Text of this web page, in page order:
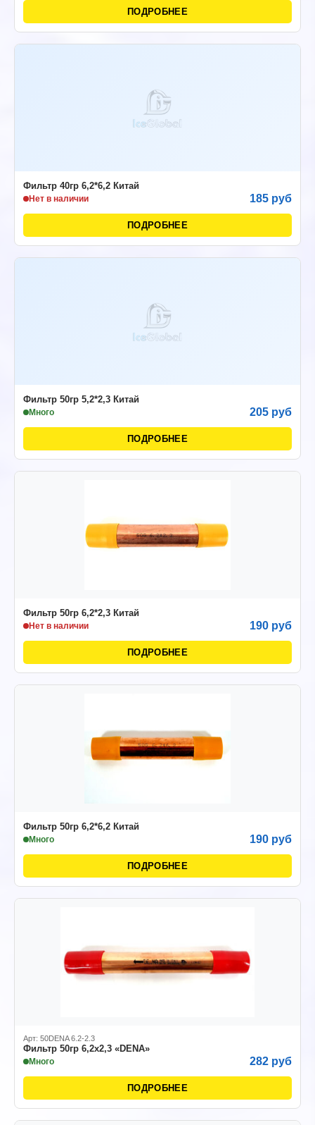
ПОДРОБНЕЕ
Фильтр 40гр 6,2*6,2 Китай
Нет в наличии 185 руб
ПОДРОБНЕЕ
Фильтр 50гр 5,2*2,3 Китай
Много 205 руб
ПОДРОБНЕЕ
Фильтр 50гр 6,2*2,3 Китай
Нет в наличии 190 руб
ПОДРОБНЕЕ
Фильтр 50гр 6,2*6,2 Китай
Много 190 руб
ПОДРОБНЕЕ
Арт: 50DENA 6.2-2.3
Фильтр 50гр 6,2х2,3 «DENA»
Много 282 руб
ПОДРОБНЕЕ